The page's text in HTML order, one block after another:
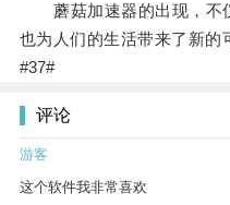
蘑菇加速器的出现，不
也为人们的生活带来了新的
#37#
评论
游客
这个软件我非常喜欢